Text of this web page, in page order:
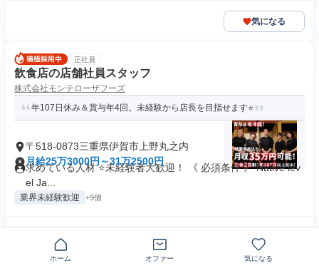
気になる
正社員
飲食店の店舗社員スタッフ
株式会社モンテローザフーズ
年107日休み＆賞与年4回。未経験から店長を目指せます⭐️
〒518-0873三重県伊賀市上野丸之内
月給25万3000円～31万2500円
求めている人材 ⭐未経験者大歓迎！ 《 必須条件 》 Native lev
el Ja...
業界未経験歓迎 +9個
気になる
ホーム オファー 気になる